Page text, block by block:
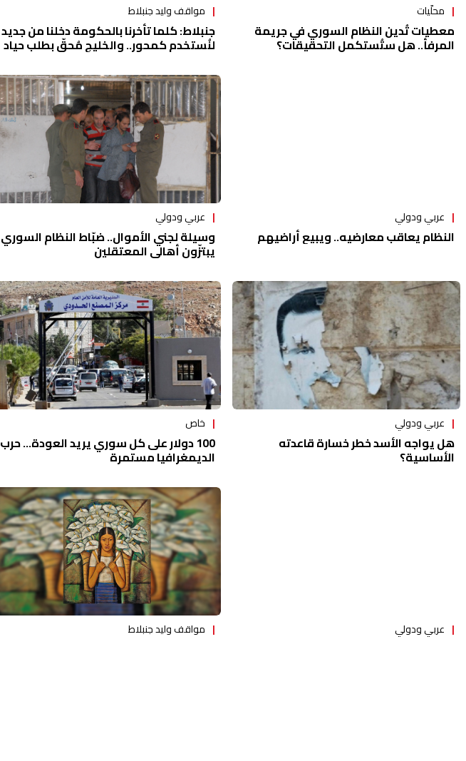
محلّيات
معطيات تُدين النظام السوري في جريمة
المرفأ.. هل ستُستكمل التحقيقات؟
مواقف وليد جنبلاط
جنبلاط: كلما تأخرنا بالحكومة دخلنا من جديد
لنُستخدم كمحور.. والخليج مُحقّ بطلب حياد
عربي ودولي
النظام يعاقب معارضيه.. ويبيع أراضيهم
عربي ودولي
وسيلة لجني الأموال.. ضبّاط النظام السوري
يبتزّون أهالي المعتقلين
عربي ودولي
هل يواجه الأسد خطر خسارة قاعدته
الأساسية؟
خاص
100 دولار على كل سوري يريد العودة... حرب
الديمغرافيا مستمرة
عربي ودولي مواقف وليد جنبلاط